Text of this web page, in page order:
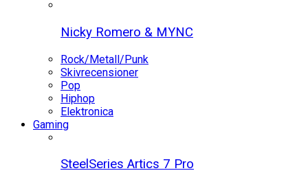
Nicky Romero & MYNC
Rock/Metall/Punk
Skivrecensioner
Pop
Hiphop
Elektronica
Gaming
SteelSeries Artics 7 Pro